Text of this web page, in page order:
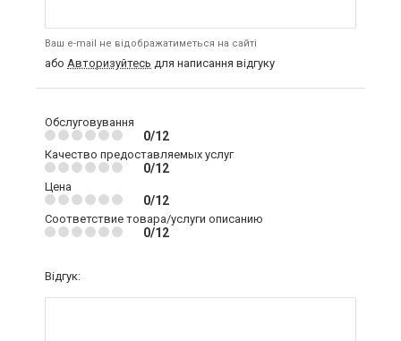
Ваш e-mail не відображатиметься на сайті
або Авторизуйтесь для написання відгуку
Обслуговування
0/12
Качество предоставляемых услуг
0/12
Цена
0/12
Соответствие товара/услуги описанию
0/12
Відгук: